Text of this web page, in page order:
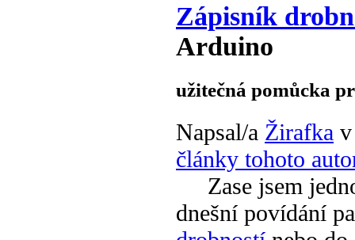
Zápisník
Arduino
užitečná pomůcka
Napsal/a Žirafka
články tohoto
Zase jsem
dnešní povídání